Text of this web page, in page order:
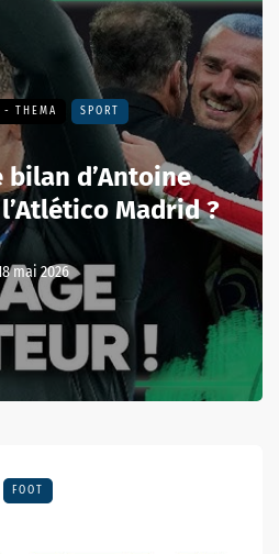
- THEMA SPORT
bilan d’Antoine
Madrid ?
mai 2026
FOOT